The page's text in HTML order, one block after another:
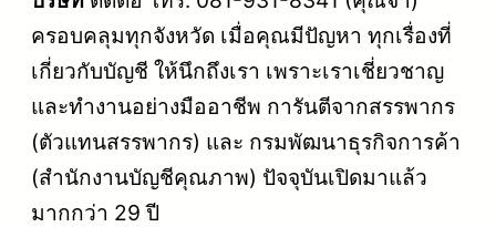
ครอบคลุมทุกจังหวัด เมื่อคุณมีปัญหา ทุกเรื่องที่
เกี่ยวกับบัญชี ให้นึกถึงเรา เพราะเราเชี่ยวชาญ
และทำงานอย่างมืออาชีพ การันตีจากสรรพากร
(ตัวแทนสรรพากร) และ กรมพัฒนาธุรกิจการค้า
(สำนักงานบัญชีคุณภาพ) ปัจจุบันเปิดมาแล้ว
มากกว่า 29 ปี